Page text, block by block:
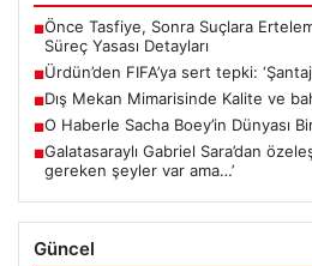
■Önce Tasfiye, Sonra Suçlara
Süreç Yasası Detayları
■Ürdün’den FIFA’ya sert tepki:
■Dış Mekan Mimarisinde Kalite ve
■O Haberle Sacha Boey’in Dünyası
■Galatasaraylı Gabriel Sara’dan
gereken şeyler var ama…’
Güncel